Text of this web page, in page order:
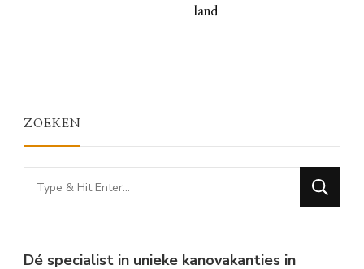
land
ZOEKEN
Looking
for
Dé specialist in unieke kanovakanties in